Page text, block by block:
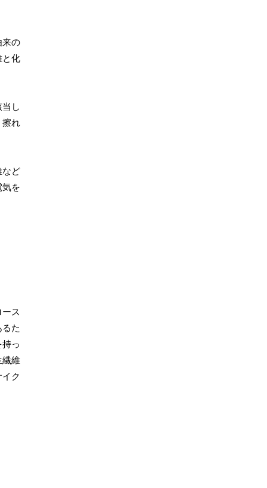
来の
と化
し
擦れ
など
気を
ス
た
っ
繊維
ク